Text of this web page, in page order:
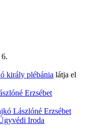
király plébánia látja el
Erzsébet
Lászlóné Erzsébet
Iroda